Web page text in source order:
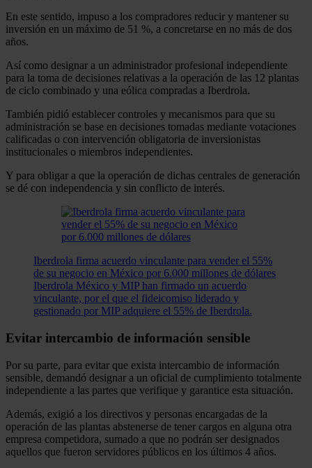
En este sentido, impuso a los compradores reducir y mantener su
inversión en un máximo de 51 %, a concretarse en no más de dos
años.
Así como designar a un administrador profesional independiente
para la toma de decisiones relativas a la operación de las 12 plantas
de ciclo combinado y una eólica compradas a Iberdrola.
También pidió establecer controles y mecanismos para que su
administración se base en decisiones tomadas mediante votaciones
calificadas o con intervención obligatoria de inversionistas
institucionales o miembros independientes.
Y para obligar a que la operación de dichas centrales de generación
se dé con independencia y sin conflicto de interés.
Iberdrola firma acuerdo vinculante para vender el 55%
de su negocio en México por 6.000 millones de dólares
Iberdrola México y MIP han firmado un acuerdo
vinculante, por el que el fideicomiso liderado y
gestionado por MIP adquiere el 55% de Iberdrola.
Evitar intercambio de información sensible
Por su parte, para evitar que exista intercambio de información
sensible, demandó designar a un oficial de cumplimiento totalmente
independiente a las partes que verifique y garantice esta situación.
Además, exigió a los directivos y personas encargadas de la
operación de las plantas abstenerse de tener cargos en alguna otra
empresa competidora, sumado a que no podrán ser designados
aquellos que fueron servidores públicos en los últimos 4 años.